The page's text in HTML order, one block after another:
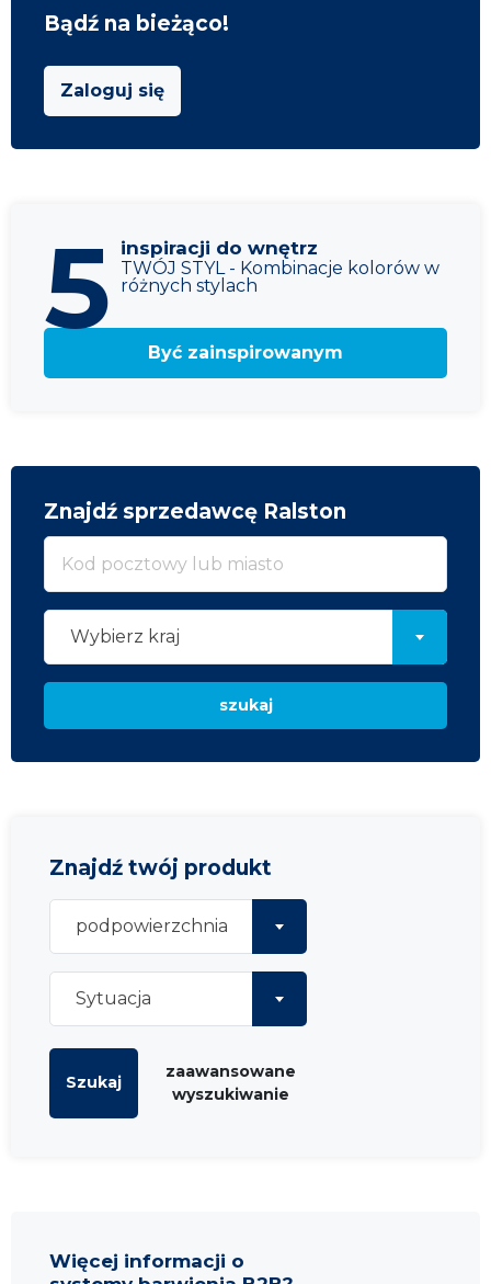
Bądź na bieżąco!
Zaloguj się
5 inspiracji do wnętrz
TWÓJ STYL - Kombinacje kolorów w
różnych stylach
Być zainspirowanym
Znajdź sprzedawcę Ralston
Wybierz kraj
szukaj
Znajdź twój produkt
podpowierzchnia
Sytuacja
Szukaj
zaawansowane
wyszukiwanie
Więcej informacji o